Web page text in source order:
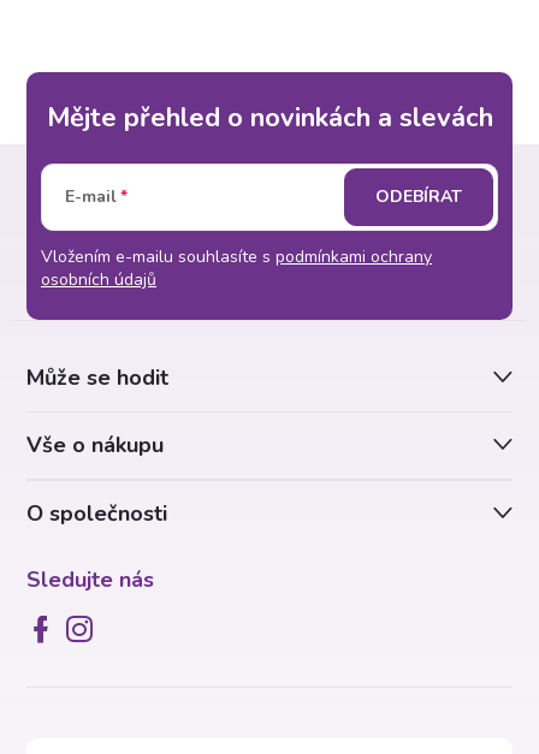
Mějte přehled o novinkách a slevách
E-mail
Vložením e-mailu souhlasíte s podmínkami ochrany
osobních údajů
ODEBÍRAT
O společnosti
Sledujte nás
Může se hodit
Vše o nákupu